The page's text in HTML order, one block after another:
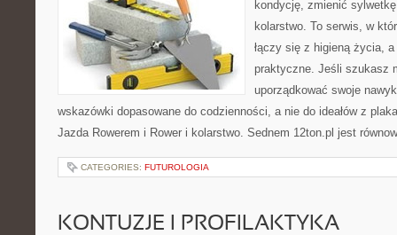
kondycję, zmienić
kolarstwo. To serwis, w
łączy się z higieną życia,
praktyczne. Jeśli szukasz
uporządkować swoje
wskazówki dopasowane do codzienności, a nie do ideałów z
Jazda Rowerem i Rower i kolarstwo. Sednem 12ton.pl jest
CATEGORIES: FUTUROLOGIA
KONTUZJE I PROFILAKTYKA